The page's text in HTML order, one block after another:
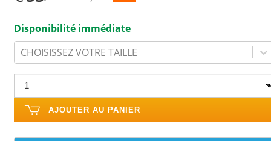
Disponibilité immédiate
CHOISISSEZ VOTRE TAILLE
AJOUTER AU PANIER